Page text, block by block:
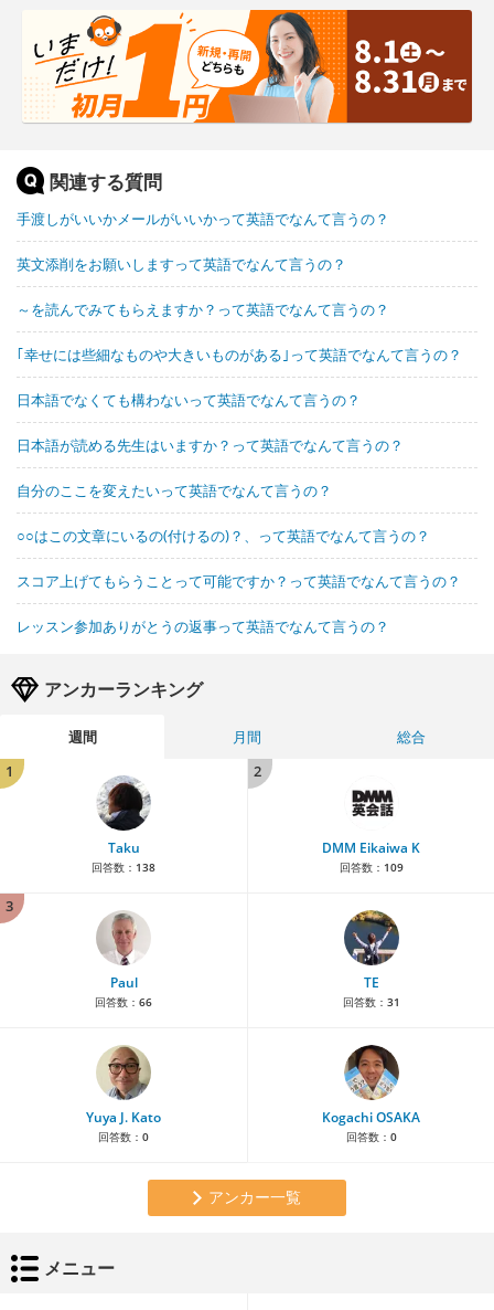
関連する質問
手渡しがいいかメールがいいかって英語でなんて言うの？
英文添削をお願いしますって英語でなんて言うの？
～を読んでみてもらえますか？って英語でなんて言うの？
｢幸せには些細なものや大きいものがある｣って英語でなんて言うの？
日本語でなくても構わないって英語でなんて言うの？
日本語が読める先生はいますか？って英語でなんて言うの？
自分のここを変えたいって英語でなんて言うの？
○○はこの文章にいるの(付けるの)？、って英語でなんて言うの？
スコア上げてもらうことって可能ですか？って英語でなんて言うの？
レッスン参加ありがとうの返事って英語でなんて言うの？
アンカーランキング
週間 月間
総合
1
Taku
回答数： 138
2
DMM Eikaiwa K
回答数： 109
3
Paul
回答数： 66
TE
回答数： 31
Yuya J. Kato
回答数： 0
Kogachi OSAKA
回答数： 0
アンカー一覧
メニュー